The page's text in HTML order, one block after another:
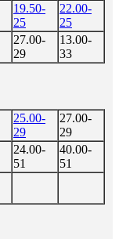
19.50-
25
22.00-
25
27.00-
29
13.00-
33
25.00-
29
27.00-
29
24.00-
51
40.00-
51